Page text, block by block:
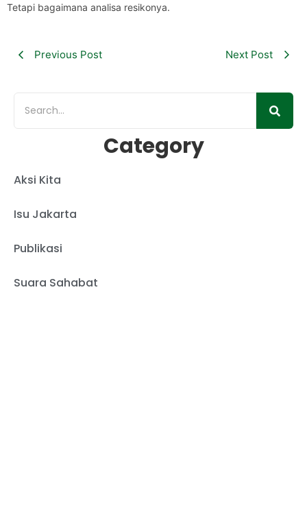
Tetapi bagaimana analisa resikonya.
Previous Post Next Post
Category
Aksi Kita
Isu Jakarta
Publikasi
Suara Sahabat